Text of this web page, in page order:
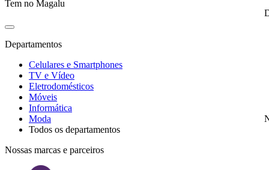
Tem no Magalu
Departamentos
Celulares e Smartphones
TV e Vídeo
Eletrodomésticos
Móveis
Informática
Moda
Todos os departamentos
Nossas marcas e parceiros